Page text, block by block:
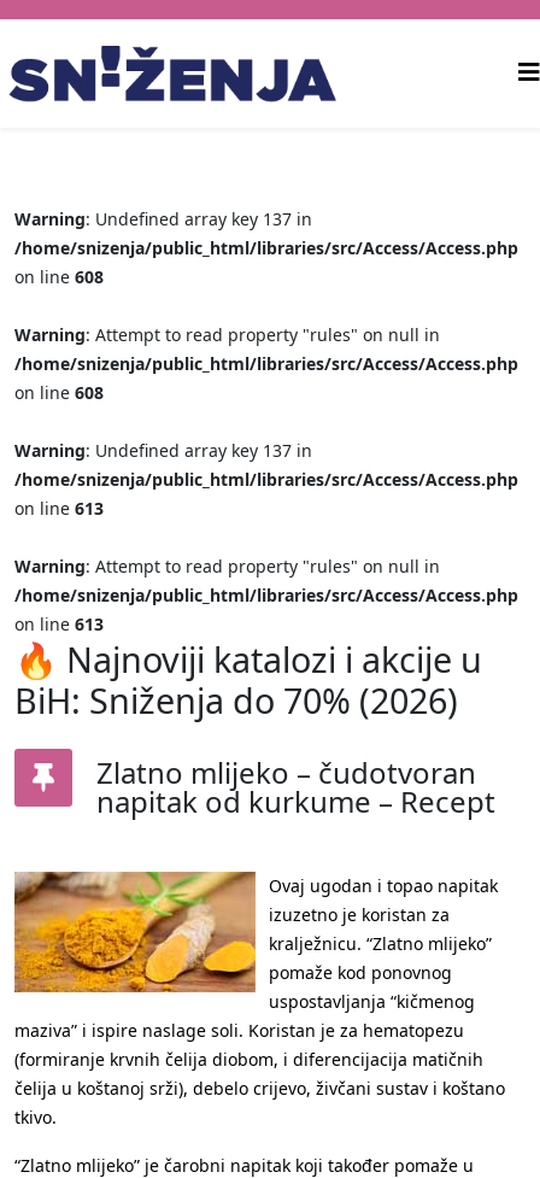
Warning: Undefined array key 137 in
/home/snizenja/public_html/libraries/src/Access/Access.php
on line 608
Warning: Attempt to read property "rules" on null in
/home/snizenja/public_html/libraries/src/Access/Access.php
on line 608
Warning: Undefined array key 137 in
/home/snizenja/public_html/libraries/src/Access/Access.php
on line 613
Warning: Attempt to read property "rules" on null in
/home/snizenja/public_html/libraries/src/Access/Access.php
on line 613
🔥 Najnoviji katalozi i akcije u
BiH: Sniženja do 70% (2026)
Zlatno mlijeko – čudotvoran
napitak od kurkume – Recept
Ovaj ugodan i topao napitak
izuzetno je koristan za
kralježnicu. “Zlatno mlijeko”
pomaže kod ponovnog
uspostavljanja “kičmenog
maziva” i ispire naslage soli. Koristan je za hematopezu
(formiranje krvnih čelija diobom, i diferencijacija matičnih
čelija u koštanoj srži), debelo crijevo, živčani sustav i koštano
tkivo.
“Zlatno mlijeko” je čarobni napitak koji također pomaže u